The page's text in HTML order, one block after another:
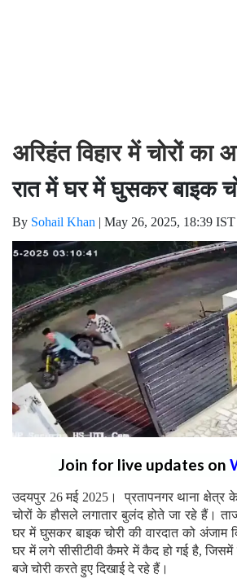
अरिहंत विहार में चोरों
रात में घर में घुसकर बाइक
By Sohail Khan | May 26, 2025, 18:39 IST
Join for live updates on
उदयपुर 26 मई 2025। प्रतापनगर थाना क्षेत्र के
चोरों के हौसले लगातार बुलंद होते जा रहे हैं।
घर में घुसकर बाइक चोरी की वारदात को अंजाम
घर में लगे सीसीटीवी कैमरे में कैद हो गई है, जिसमें
बजे चोरी करते हुए दिखाई दे रहे हैं।